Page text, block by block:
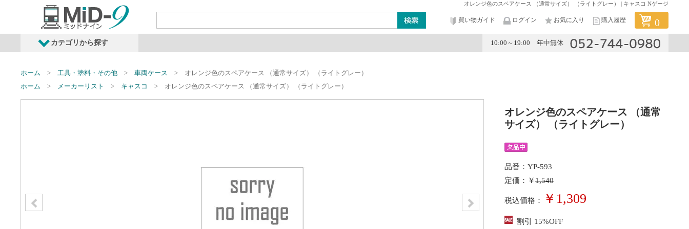
オレンジ色のスペアケース （通常サイズ） （ライトグレー） | キャスコ Nゲージ
買い物ガイド ログイン お気に入り 購入履歴 0
カテゴリから探す 10:00～19:00 年中無休
発売予定商品 鉄道車両・オプション レイアウト・ジオラマ類
ホーム 工具・塗料・その他 車両ケース
オレンジ色のスペアケース （通常サイズ） （ライトグレー）
ホーム
メーカーリスト キャスコ オレンジ色のスペアケース （通常サイズ） （ライトグレー）
オレンジ色のスペアケース （通常
サイズ） （ライトグレー）
品番：YP-593
定価：￥1,540
税込価格： ￥1,309
割引 15%OFF